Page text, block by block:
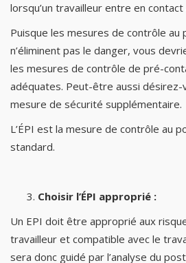
lorsqu’un travailleur entre en contact
Puisque les mesures de contrôle au
n’éliminent pas le danger, vous
les mesures de contrôle de pré-
adéquates. Peut-être aussi désirez-
mesure de sécurité supplémentaire.
L’ÉPI est la mesure de contrôle au
standard.
Choisir l’ÉPI approprié :
Un EPI doit être approprié aux
travailleur et compatible avec le
sera donc guidé par l’analyse du